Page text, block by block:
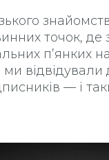
точок,
п’янких
відвідували
— і